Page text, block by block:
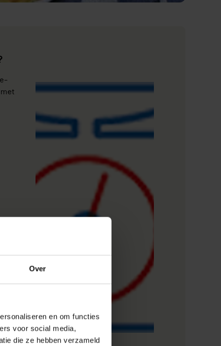
Over
en om functies
voor social media,
die ze hebben verzameld